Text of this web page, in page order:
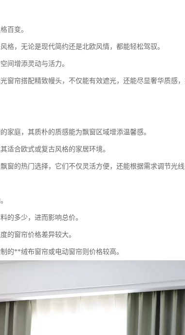
百变。
格，无论是现代简约还是北欧风情，都能轻松驾驭。
间增添灵动与活力。
窗帘搭配精致幔头，不仅能有效遮光，还能尽显奢华质感，
家庭，其质朴的质感能为飘窗区域增添温馨感。
适合欧式或复古风格的家居环境。
窗的热门选择，它们不仅灵活方便，还能根据需求调节光线
的多少，进而影响总价。
的窗帘价格差异较大。
的**绒布窗帘或电动窗帘则价格较高。